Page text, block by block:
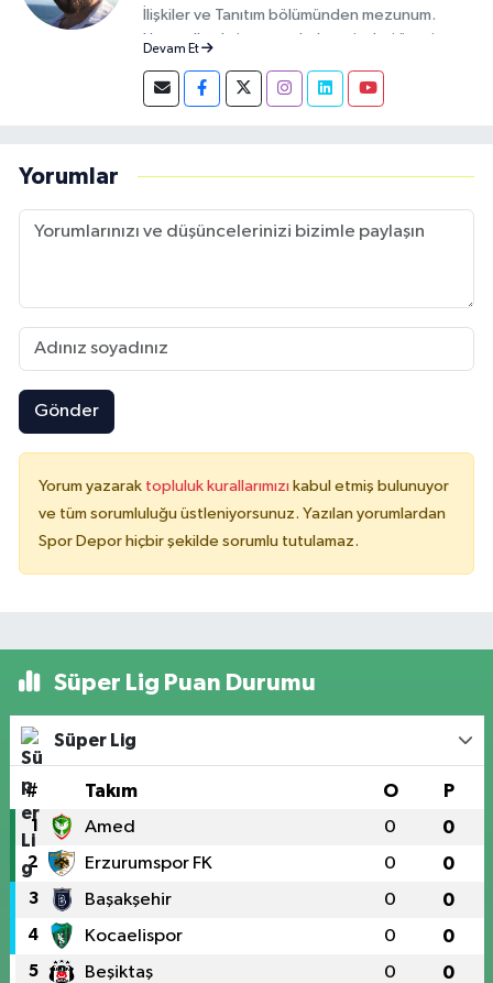
İlişkiler ve Tanıtım bölümünden mezunum.
Uzun yıllardır internet haber siteleri üzerine
markalaşması ve Türk spor ortamına yeni bir
soluk getirmesi için mücadele ediyorum.
Devam Et
Yorumlar
Gönder
Yorum yazarak topluluk kurallarımızı kabul etmiş bulunuyor
ve tüm sorumluluğu üstleniyorsunuz. Yazılan yorumlardan
Spor Depor hiçbir şekilde sorumlu tutulamaz.
Süper Lig Puan Durumu
Süper Lig
# Takım O P
1 Amed 0 0
2 Erzurumspor FK 0 0
3 Başakşehir 0 0
4 Kocaelispor 0 0
5 Beşiktaş 0 0